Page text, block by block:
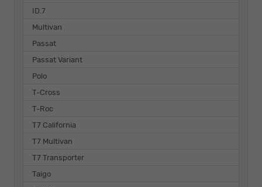
ID.7
Multivan
Passat
Passat Variant
Polo
T-Cross
T-Roc
T7 California
T7 Multivan
T7 Transporter
Taigo